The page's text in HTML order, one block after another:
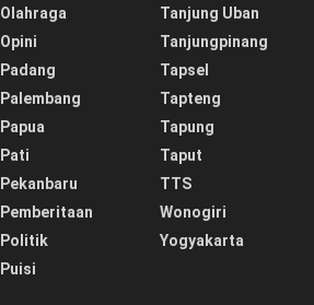
Olahraga
Opini
Padang
Palembang
Papua
Pati
Pekanbaru
Pemberitaan
Politik
Puisi
Tanjung Uban
Tanjungpinang
Tapsel
Tapteng
Tapung
Taput
TTS
Wonogiri
Yogyakarta